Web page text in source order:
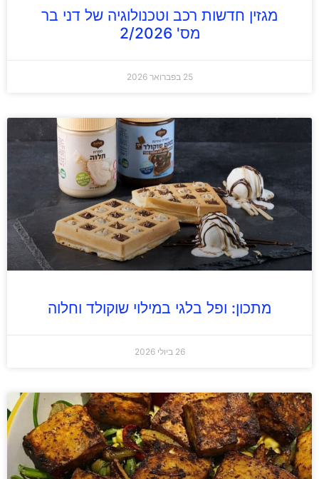
מגזין חדשות רכב וטכנולוגיה של דני בר
מס' 2/2026
25 בפברואר 2026
מתכון: ופל בלגי במילוי שוקולד וחלוה
26 ביולי 2026